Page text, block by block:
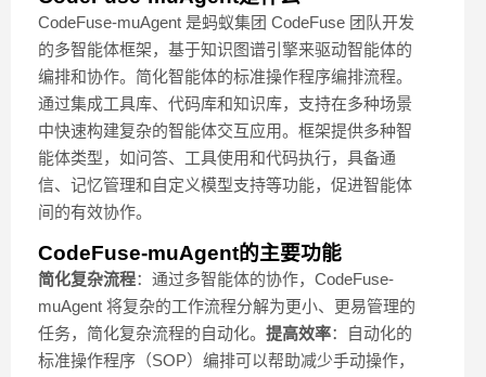
CodeFuse-muAgent 是蚂蚁集团 CodeFuse 团队开发
的多智能体框架，基于知识图谱引擎来驱动智能体的
编排和协作。简化智能体的标准操作程序编排流程。
通过集成工具库、代码库和知识库，支持在多种场景
中快速构建复杂的智能体交互应用。框架提供多种智
能体类型，如问答、工具使用和代码执行，具备通
信、记忆管理和自定义模型支持等功能，促进智能体
间的有效协作。
CodeFuse-muAgent的主要功能
简化复杂流程：通过多智能体的协作，CodeFuse-
muAgent 将复杂的工作流程分解为更小、更易管理的
任务，简化复杂流程的自动化。 提高效率：自动化的
标准操作程序（SOP）编排可以帮助减少手动操作，